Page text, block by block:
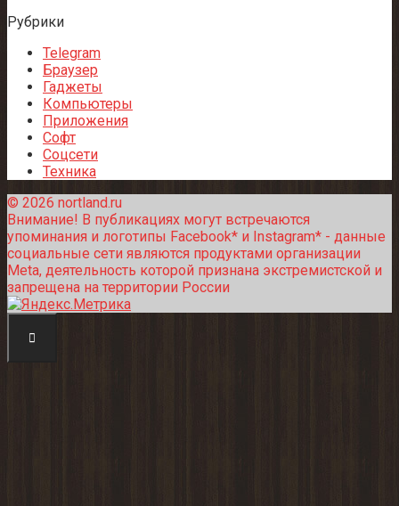
Рубрики
Telegram
Браузер
Гаджеты
Компьютеры
Приложения
Софт
Соцсети
Техника
© 2026 nortland.ru
Внимание! В публикациях могут встречаются
упоминания и логотипы Facebook* и Instagram* - данные
социальные сети являются продуктами организации
Meta, деятельность которой признана экстремистской и
запрещена на территории России